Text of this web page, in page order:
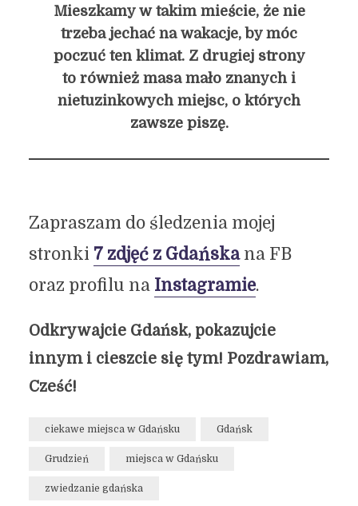
Mieszkamy w takim mieście, że nie
trzeba jechać na wakacje, by móc
poczuć ten klimat. Z drugiej strony
to również masa mało znanych i
nietuzinkowych miejsc, o których
zawsze piszę.
Zapraszam do śledzenia mojej
stronki 7 zdjęć z Gdańskana FB
oraz profilu na Instagramie.
Odkrywajcie Gdańsk, pokazujcie
innym i cieszcie się tym! Pozdrawiam,
Cześć!
ciekawe miejsca w Gdańsku Gdańsk
Grudzień miejsca w Gdańsku
zwiedzanie gdańska